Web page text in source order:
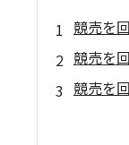
競売を
競売を
競売を
なぜ早